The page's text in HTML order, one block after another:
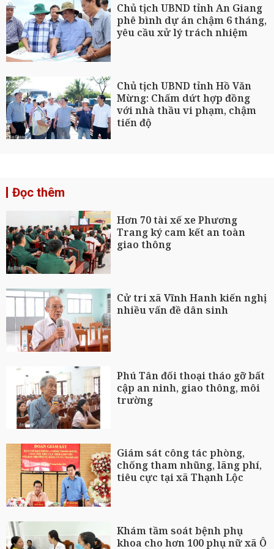
Chủ tịch UBND tỉnh An Giang
phê bình dự án chậm 6 tháng,
yêu cầu xử lý trách nhiệm
Chủ tịch UBND tỉnh Hồ Văn
Mừng: Chấm dứt hợp đồng
với nhà thầu vi phạm, chậm
tiến độ
Đọc thêm
Hơn 70 tài xế xe Phương
Trang ký cam kết an toàn
giao thông
Cử tri xã Vĩnh Hanh kiến nghị
nhiều vấn đề dân sinh
Phú Tân đối thoại tháo gỡ bất
cập an ninh, giao thông, môi
trường
Giám sát công tác phòng,
chống tham nhũng, lãng phí,
tiêu cực tại xã Thạnh Lộc
Khám tầm soát bệnh phụ
khoa cho hơn 100 phụ nữ xã Ô